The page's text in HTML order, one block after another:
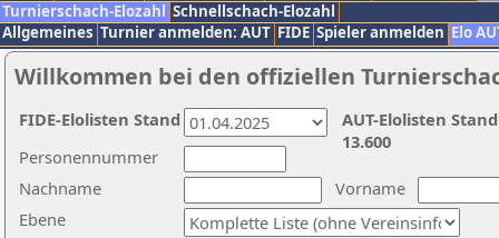
Turnierschach-Elozahl Schnellschach-Elozahl
Allgemeines Turnier anmelden: AUT FIDE Spieler anmelden Elo
Willkommen bei den offiziellen
Nachname
Vorname
Ebene
Personennummer
AUT-Elolisten
13.600
FIDE-Elolisten Stand